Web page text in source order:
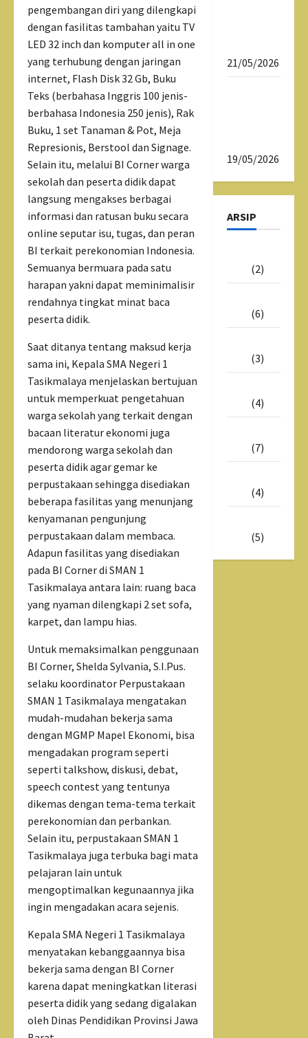
pengembangan diri yang dilengkapi
dengan fasilitas tambahan yaitu TV
LED 32 inch dan komputer all in one
yang terhubung dengan jaringan
internet, Flash Disk 32 Gb, Buku
Teks (berbahasa Inggris 100 jenis-
berbahasa Indonesia 250 jenis), Rak
Buku, 1 set Tanaman & Pot, Meja
Represionis, Berstool dan Signage.
Selain itu, melalui BI Corner warga
sekolah dan peserta didik dapat
langsung mengakses berbagai
informasi dan ratusan buku secara
online seputar isu, tugas, dan peran
BI terkait perekonomian Indonesia.
Semuanya bermuara pada satu
harapan yakni dapat meminimalisir
rendahnya tingkat minat baca
peserta didik.
Saat ditanya tentang maksud kerja
sama ini, Kepala SMA Negeri 1
Tasikmalaya menjelaskan bertujuan
untuk memperkuat pengetahuan
warga sekolah yang terkait dengan
bacaan literatur ekonomi juga
mendorong warga sekolah dan
peserta didik agar gemar ke
perpustakaan sehingga disediakan
beberapa fasilitas yang menunjang
kenyamanan pengunjung
perpustakaan dalam membaca.
Adapun fasilitas yang disediakan
pada BI Corner di SMAN 1
Tasikmalaya antara lain: ruang baca
yang nyaman dilengkapi 2 set sofa,
karpet, dan lampu hias.
Untuk memaksimalkan penggunaan
BI Corner, Shelda Sylvania, S.I.Pus.
selaku koordinator Perpustakaan
SMAN 1 Tasikmalaya mengatakan
mudah-mudahan bekerja sama
dengan MGMP Mapel Ekonomi, bisa
mengadakan program seperti
seperti talkshow, diskusi, debat,
speech contest yang tentunya
dikemas dengan tema-tema terkait
perekonomian dan perbankan.
Selain itu, perpustakaan SMAN 1
Tasikmalaya juga terbuka bagi mata
pelajaran lain untuk
mengoptimalkan kegunaannya jika
ingin mengadakan acara sejenis.
Kepala SMA Negeri 1 Tasikmalaya
menyatakan kebanggaannya bisa
bekerja sama dengan BI Corner
karena dapat meningkatkan literasi
peserta didik yang sedang digalakan
oleh Dinas Pendidikan Provinsi Jawa
21/05/2026
19/05/2026
ARSIP
(2)
(6)
(3)
(4)
(7)
(4)
(5)